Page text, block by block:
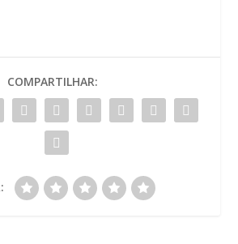
COMPARTILHAR: